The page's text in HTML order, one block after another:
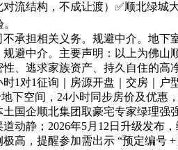
流结构，不成让渡）✅顺北绿城
担相关义务。规避中介。地下
中介。主要声明：以上为佛山
、逃求家族资产、持久自住的高
对1征询｜房源开盘｜交房｜户
下空间，24小时同步房价及优
国企顺北集团取豪宅专家绿理
动静；2026年5月12日升级发布
，提醒参加需出示 “预定编号 +